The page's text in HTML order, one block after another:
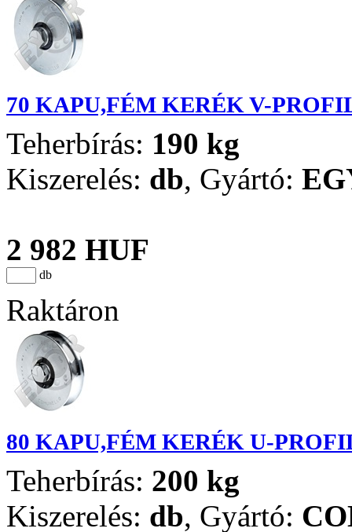
70 KAPU,FÉM KERÉK V-
Teherbírás: 190 kg
Kiszerelés: db, Gyártó:
2 982 HUF
db
Raktáron
80 KAPU,FÉM KERÉK U-
Teherbírás: 200 kg
Kiszerelés: db, Gyártó: